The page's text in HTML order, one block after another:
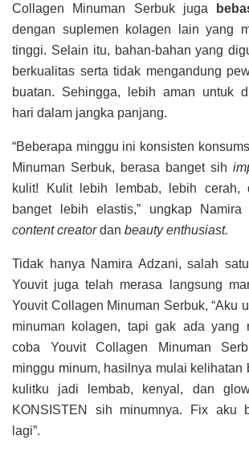
Collagen Minuman Serbuk juga
dengan suplemen kolagen lain yang
tinggi. Selain itu, bahan-bahan yang
berkualitas serta tidak mengandung
buatan. Sehingga, lebih aman untuk
hari dalam jangka panjang.
“Beberapa minggu ini konsisten
Minuman Serbuk, berasa banget sih
kulit! Kulit lebih lembab, lebih cerah,
banget lebih elastis,” ungkap Namira
content creatordan beauty enthusiast.
Tidak hanya Namira Adzani, salah
Youvit juga telah merasa langsung
Youvit Collagen Minuman Serbuk, “Aku
minuman kolagen, tapi gak ada yang
coba Youvit Collagen Minuman
minggu minum, hasilnya mulai kelihatan
kulitku jadi lembab, kenyal, dan
KONSISTEN sih minumnya. Fix aku
lagi”.